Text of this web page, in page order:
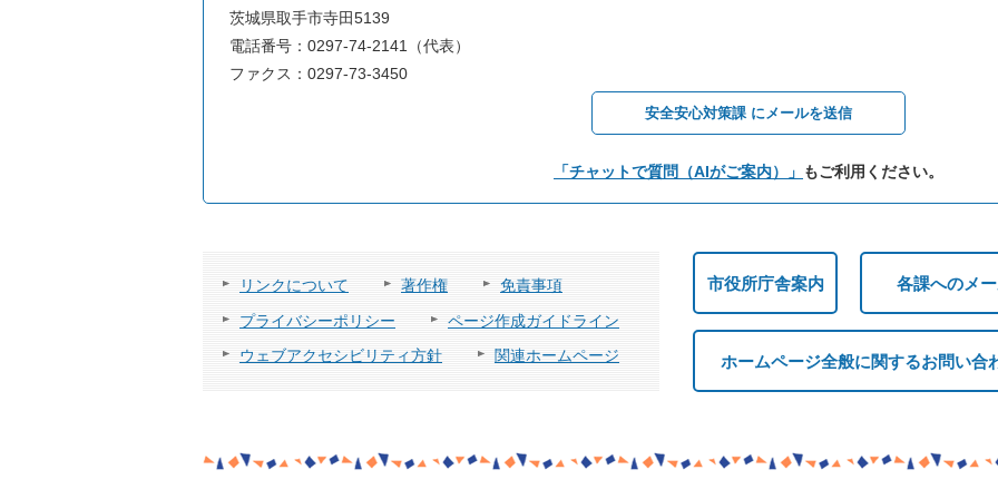
茨城県取手市寺田5139
電話番号：0297-74-2141（代表）
ファクス：0297-73-3450
安全安心対策課 にメールを送信
「チャットで質問（AIがご案内）」 もご利用ください。
リンクについて 著作権
免責事項
プライバシーポリシー
ページ作成ガイドライン
ウェブアクセシビリティ方針
関連ホームページ
市役所庁舎案内 各課へのメ
ホームページ全般に関するお問い合